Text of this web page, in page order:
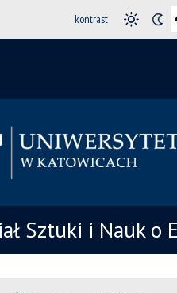
kontrast
Sztuki i Nauk o